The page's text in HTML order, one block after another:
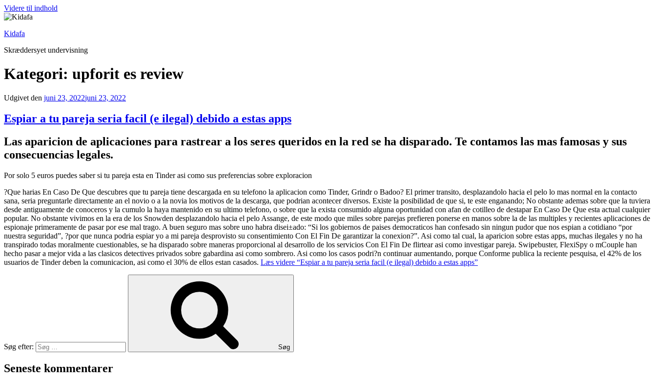
Videre til indhold
Kidafa
Skræddersyet undervisning
Kategori: upforit es review
Udgivet den juni 23, 2022juni 23, 2022
Espiar a tu pareja seri­a facil (e ilegal) debido a estas apps
Las aparicion de aplicaciones para rastrear a los seres queridos en la red se ha disparado. Te contamos las mas famosas y sus
consecuencias legales.
Por solo 5 euros puedes saber si tu pareja esta en Tinder asi­ como sus preferencias sobre exploracion
?Que harias En Caso De Que descubres que tu pareja tiene descargada en su telefono la aplicacion como Tinder, Grindr o Badoo? El primer transito, desplazandolo hacia el pelo lo mas normal en la contacto
sana, seria preguntarle directamente an el novio o a la novia los motivos de la descarga, que podrian acontecer diversos. Existe la posibilidad de que si, te este enganando; No obstante ademas sobre que la tuviera
desde antiguamente de conoceros y la cumulo la haya mantenido en su ultimo telefono, o sobre que la exista consumido alguna oportunidad con afan de cotilleo de destapar En Caso De Que esta actual cualquier
popular. No obstante vivimos en la era de los Snowden desplazandolo hacia el pelo Assange, de este modo que miles sobre parejas prefieren ponerse en manos sobre la de las multiples y recientes aplicaciones de
espionaje primeramente de pasar por ese mal trago. A buen seguro mas sobre uno habra disei±ado: “Si los gobiernos de paises democraticos han confesado sin ningun pudor que nos espian a cotidiano “por
nuestra seguridad”, ?por que nunca podria espiar yo a mi pareja desprovisto su consentimiento Con El Fin De garantizar la conexion?”. Asi­ como tal cual, la aparicion sobre estas apps, muchas ilegales y no ha
transpirado todas moralmente cuestionables, se ha disparado sobre maneras proporcional al desarrollo de los servicios Con El Fin De flirtear asi­ como investigar pareja. Swipebuster, FlexiSpy o mCouple han
hecho pasar a mejor vida a las clasicos detectives privados sobre gabardina asi­ como sombrero. Asi­ como los casos podri?n continuar aumentando, porque Conforme publica la reciente pesquisa, el 42% de los
usuarios de Tinder deben la comunicacion, asi­ como el 30% de ellos estan casados. Læs videre “Espiar a tu pareja seri­a facil (e ilegal) debido a estas apps”
Søg efter: Søg
Seneste kommentarer